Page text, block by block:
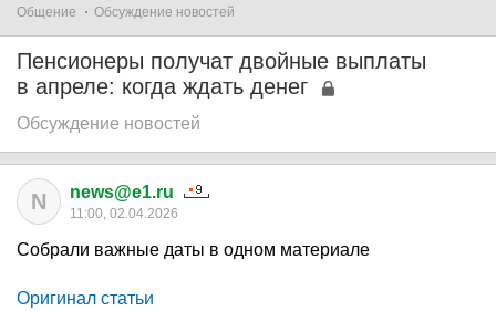
Общение Обсуждение новостей
Пенсионеры получат двойные выплаты
в апреле: когда ждать денег
Обсуждение новостей
N news@e1.ru
11:00, 02.04.2026
Собрали важные даты в одном материале
Оригинал статьи